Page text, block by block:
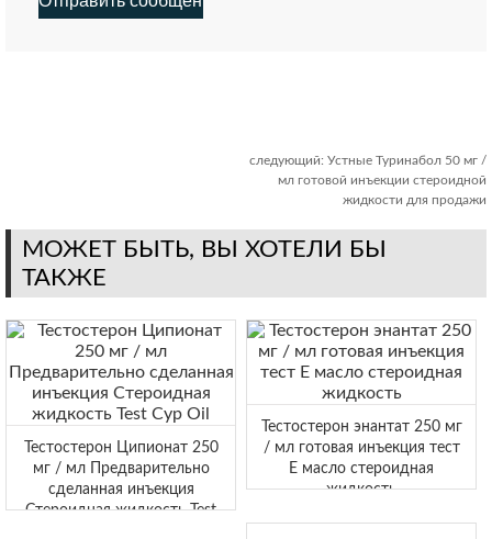
следующий: Устные Туринабол 50 мг /
мл готовой инъекции стероидной
жидкости для продажи
МОЖЕТ БЫТЬ, ВЫ ХОТЕЛИ БЫ
ТАКЖЕ
Тестостерон Ципионат 250
мг / мл Предварительно
сделанная инъекция
Стероидная жидкость Test
Тестостерон энантат 250 мг
/ мл готовая инъекция тест
E масло стероидная
жидкость